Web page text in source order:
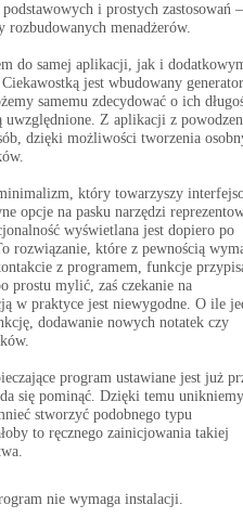
i prostych zastosowań
menadżerów.
do samej aplikacji, jak i
jest wbudowany generator
samemu zdecydować o ich
uwzględnione. Z aplikacji z
dzięki możliwości tworzenia
który towarzyszy
opcje na pasku narzędzi
wyświetlana jest dopiero po
rozwiązanie, które z pewnością
z programem, funkcje
prostu mylić, zaś czekanie na
w praktyce jest niewygodne. O ile
dodawanie nowych notatek czy
program ustawiane jest już
się pominąć. Dzięki temu unikniemy
stworzyć podobnego typu
to ręcznego zainicjowania takiej
nie wymaga instalacji.